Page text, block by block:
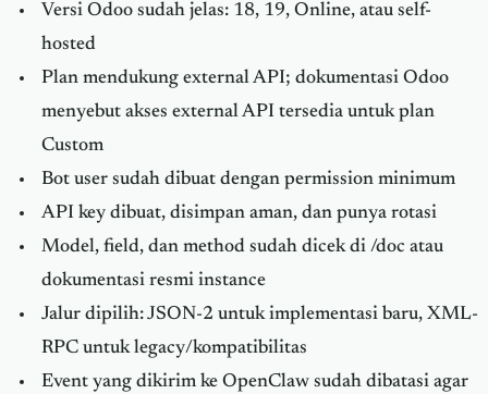
Versi Odoo sudah jelas: 18, 19, Online, atau self-
hosted
Plan mendukung external API; dokumentasi Odoo
menyebut akses external API tersedia untuk plan
Custom
Bot user sudah dibuat dengan permission minimum
API key dibuat, disimpan aman, dan punya rotasi
Model, field, dan method sudah dicek di /doc atau
dokumentasi resmi instance
Jalur dipilih: JSON-2 untuk implementasi baru, XML-
RPC untuk legacy/kompatibilitas
Event yang dikirim ke OpenClaw sudah dibatasi agar